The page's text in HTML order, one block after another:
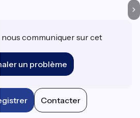
nous communiquer sur cet
un problème
Contacter